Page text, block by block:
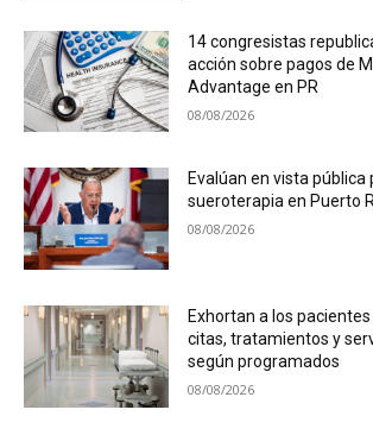
14 congresistas
acción sobre pagos de
Advantage en PR
08/08/2026
Evalúan en vista pública
sueroterapia en Puerto
08/08/2026
Exhortan a los
citas, tratamientos y
según programados
08/08/2026